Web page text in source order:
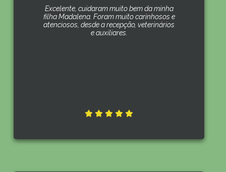
Excelente, cuidaram muito bem da minha
filha Madalena. Foram muito carinhosos e
atenciosos, desde a recepção, veterinários
e auxiliares.